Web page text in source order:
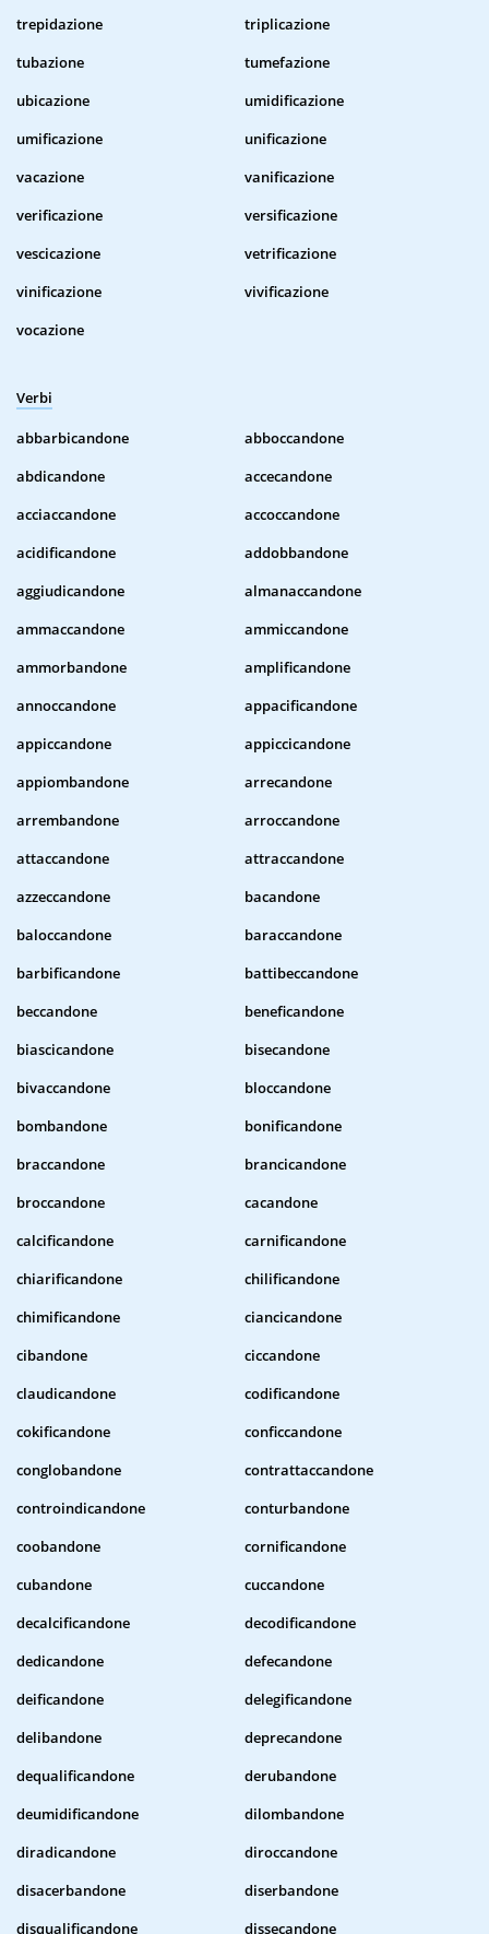
trepidazione
triplicazione
tubazione
tumefazione
ubicazione
umidificazione
umificazione
unificazione
vacazione
vanificazione
verificazione
versificazione
vescicazione
vetrificazione
vinificazione
vivificazione
vocazione
Verbi
abbarbicandone
abboccandone
abdicandone
accecandone
acciaccandone
accoccandone
acidificandone
addobbandone
aggiudicandone
almanaccandone
ammaccandone
ammiccandone
ammorbandone
amplificandone
annoccandone
appacificandone
appiccandone
appiccicandone
appiombandone
arrecandone
arrembandone
arroccandone
attaccandone
attraccandone
azzeccandone
bacandone
baloccandone
baraccandone
barbificandone
battibeccandone
beccandone
beneficandone
biascicandone
bisecandone
bivaccandone
bloccandone
bombandone
bonificandone
braccandone
brancicandone
broccandone
cacandone
calcificandone
carnificandone
chiarificandone
chilificandone
chimificandone
ciancicandone
cibandone
ciccandone
claudicandone
codificandone
cokificandone
conficcandone
conglobandone
contrattaccandone
controindicandone
conturbandone
coobandone
cornificandone
cubandone
cuccandone
decalcificandone
decodificandone
dedicandone
defecandone
deificandone
delegificandone
delibandone
deprecandone
dequalificandone
derubandone
deumidificandone
dilombandone
diradicandone
diroccandone
disacerbandone
diserbandone
disqualificandone
dissecandone